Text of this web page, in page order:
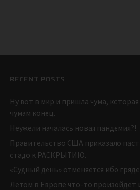
RECENT POSTS
Ну вот в мир и пришла чума,
чумам конец.
Неужели началась новая пандемия?!
Правительство США приказало
стадо к РАСКРЫТИЮ.
«Судный день» отменяется ибо
Летом в Европе что-то произойдет